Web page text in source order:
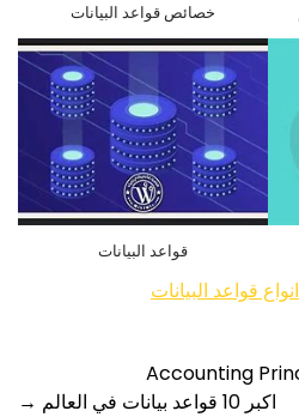
خصائص قواعد البيانات
قواعد البيانات
انواع قواعد البيانات
اكبر 10 قواعد بيانات في العالم
→